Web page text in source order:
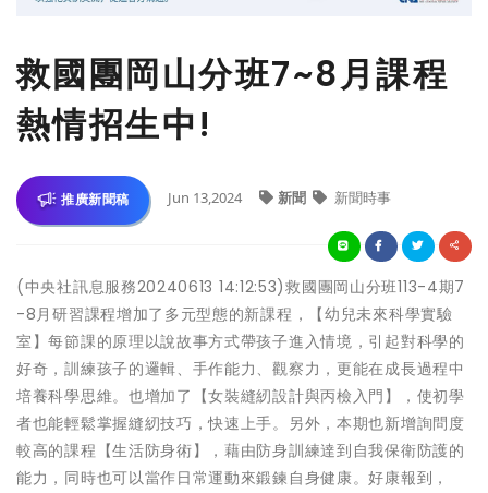
救國團岡山分班7~8月課程
熱情招生中!
推廣新聞稿 Jun 13,2024 新聞 新聞時事
(中央社訊息服務20240613 14:12:53)救國團岡山分班113-4期7
-8月研習課程增加了多元型態的新課程，【幼兒未來科學實驗
室】每節課的原理以說故事方式帶孩子進入情境，引起對科學的
好奇，訓練孩子的邏輯、手作能力、觀察力，更能在成長過程中
培養科學思維。也增加了【女裝縫紉設計與丙檢入門】，使初學
者也能輕鬆掌握縫紉技巧，快速上手。另外，本期也新增詢問度
較高的課程【生活防身術】，藉由防身訓練達到自我保衛防護的
能力，同時也可以當作日常運動來鍛鍊自身健康。好康報到，